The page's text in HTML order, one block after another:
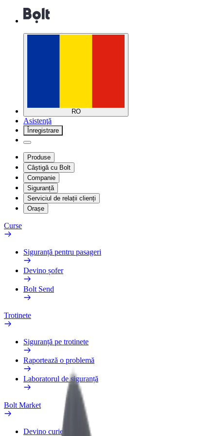
RO
Asistenţă
Înregistrare
Produse
Câștigă cu Bolt
Companie
Siguranță
Serviciul de relații clienți
Orașe
Curse
Siguranță pentru pasageri
Devino șofer
Bolt Send
Trotinete
Siguranță pe trotinete
Raportează o problemă
Laboratorul de siguranță
Bolt Market
Devino curier